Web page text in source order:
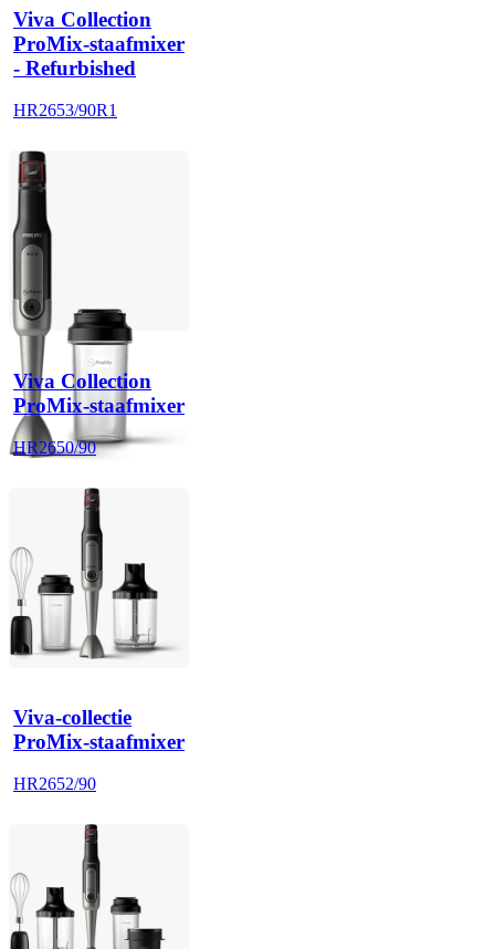
Viva Collection
ProMix-staafmixer
- Refurbished
HR2653/90R1
Viva Collection
ProMix-staafmixer
HR2650/90
Viva-collectie
ProMix-staafmixer
HR2652/90